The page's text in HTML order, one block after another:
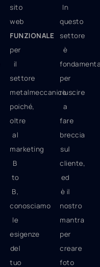
sito
web
FUNZIONALE
per
il
settore
metalmeccanico
poiché,
oltre
al
marketing
B
to
B,
conosciamo
le
esigenze
del
tuo
In
questo
settore
è
per
riuscire
a
fare
breccia
sul
cliente,
ed
è il
nostro
mantra
per
creare
foto